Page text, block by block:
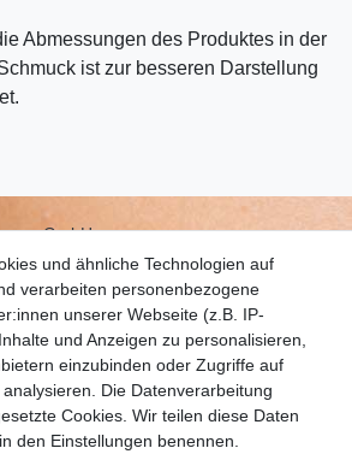
Abmessungen des Produktes in der
ist zur besseren Darstellung
und ähnliche Technologien auf
verarbeiten personenbezogene
unserer Webseite (z.B. IP-
und Anzeigen zu personalisieren,
einzubinden oder Zugriffe auf
Die Datenverarbeitung
Cookies. Wir teilen diese Daten
den Einstellungen benennen.
GmbH
8.30 – 12.00 Uhr und 13.30 bis 17.30 Uhr
Widerrufs­formular Impressum